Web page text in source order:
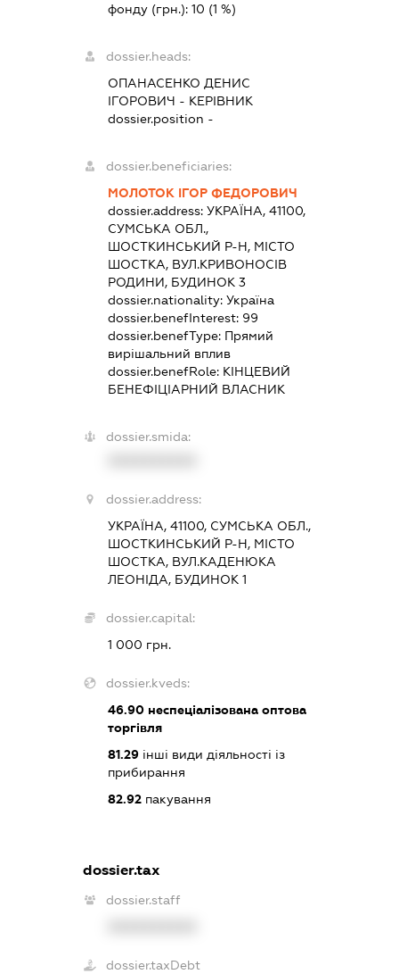
фонду (грн.): 10 (1 %)
dossier.heads:
ОПАНАСЕНКО ДЕНИС
ІГОРОВИЧ - КЕРІВНИК
dossier.position -
dossier.beneficiaries:
МОЛОТОК ІГОР ФЕДОРОВИЧ
dossier.address: УКРАЇНА, 41100,
СУМСЬКА ОБЛ.,
ШОСТКИНСЬКИЙ Р-Н, МІСТО
ШОСТКА, ВУЛ.КРИВОНОСІВ
РОДИНИ, БУДИНОК 3
dossier.nationality: Україна
dossier.benefInterest: 99
dossier.benefType: Прямий
вирішальний вплив
dossier.benefRole: КІНЦЕВИЙ
БЕНЕФІЦІАРНИЙ ВЛАСНИК
dossier.smida:
dossier.address:
УКРАЇНА, 41100, СУМСЬКА ОБЛ.,
ШОСТКИНСЬКИЙ Р-Н, МІСТО
ШОСТКА, ВУЛ.КАДЕНЮКА
ЛЕОНІДА, БУДИНОК 1
dossier.capital:
1 000 грн.
dossier.kveds:
46.90неспеціалізована оптова
торгівля
81.29інші види діяльності із
прибирання
82.92пакування
dossier.tax
dossier.staff
dossier.taxDebt